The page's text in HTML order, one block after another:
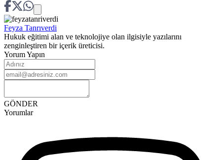
Feyza Tanrıverdi
Hukuk eğitimi alan ve teknolojiye olan ilgisiyle yazılarını
zenginleştiren bir içerik üreticisi.
Yorum Yapın
GÖNDER
Yorumlar